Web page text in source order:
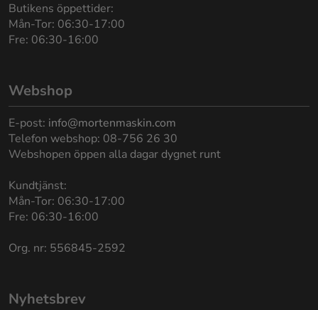
Butikens öppettider:
Mån-Tor: 06:30-17:00
Fre: 06:30-16:00
Webshop
E-post: info@mortenmaskin.com
Telefon webshop: 08-756 26 30
Webshopen öppen alla dagar dygnet runt
Kundtjänst:
Mån-Tor: 06:30-17:00
Fre: 06:30-16:00
Org. nr: 556845-2592
Nyhetsbrev